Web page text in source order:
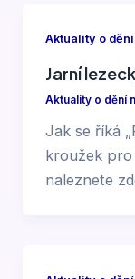
Aktuality o
Jarní
Aktuality o dění
Jak se říká
kroužek pro
naleznete